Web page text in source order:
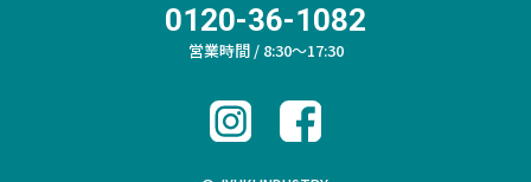
0120-36-1082
営業時間 / 8:30～17:30